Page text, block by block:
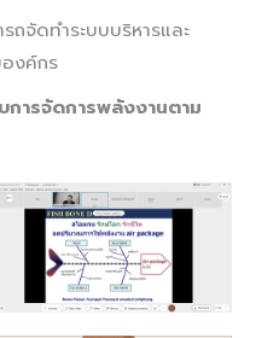
ถจัดทำระบบบริหารและ
งค์กร
การจัดการพลังงานตาม